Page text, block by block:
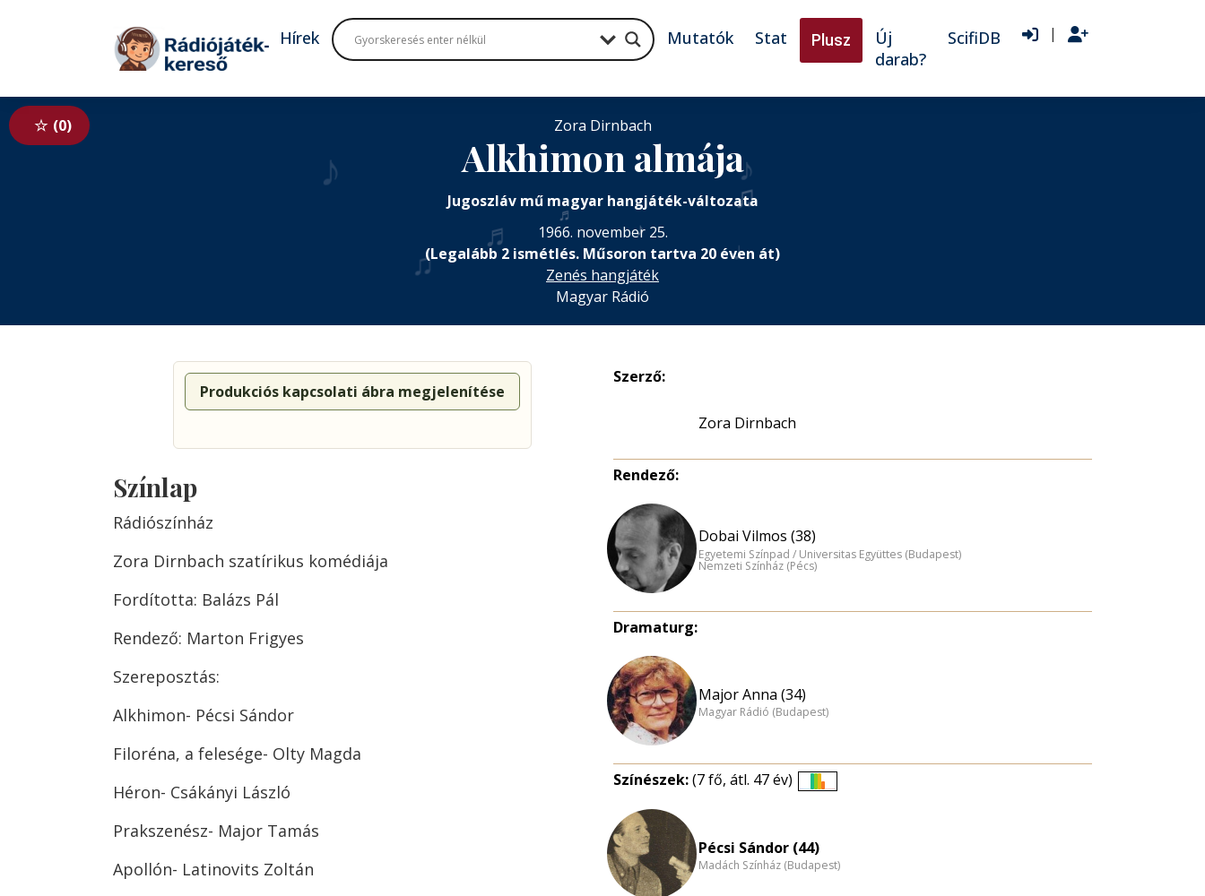
Tovább a tartalomhoz
Hírek Mutatók Stat Plusz
Új
darab?
ScifiDB |
0
♪
♫
♬
♪
♩
♪
♬
Zora Dirnbach
Alkhimon almája
Jugoszláv mű magyar hangjáték-változata
1966. november 25.
(Legalább 2 ismétlés. Műsoron tartva 20 éven át)
Zenés hangjáték
Magyar Rádió
Produkciós kapcsolati ábra megjelenítése
Színlap
Rádiószínház
Zora Dirnbach szatírikus komédiája
Fordította: Balázs Pál
Rendező: Marton Frigyes
Szereposztás:
Alkhimon- Pécsi Sándor
Filoréna, a felesége- Olty Magda
Héron- Csákányi László
Prakszenész- Major Tamás
Apollón- Latinovits Zoltán
Szerző:
Zora Dirnbach
Rendező:
Dobai Vilmos (38)
Egyetemi Színpad / Universitas Együttes (Budapest)
Nemzeti Színház (Pécs)
Dramaturg:
Major Anna (34)
Magyar Rádió (Budapest)
Színészek:(7 fő, átl. 47 év)
nagyítása
Pécsi Sándor (44)
Madách Színház (Budapest)